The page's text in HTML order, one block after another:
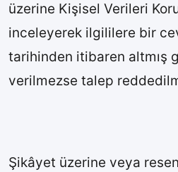
üzerine Kişisel Verileri
inceleyerek ilgililere bir
tarihinden itibaren altmış
verilmezse talep
Şikâyet üzerine veya